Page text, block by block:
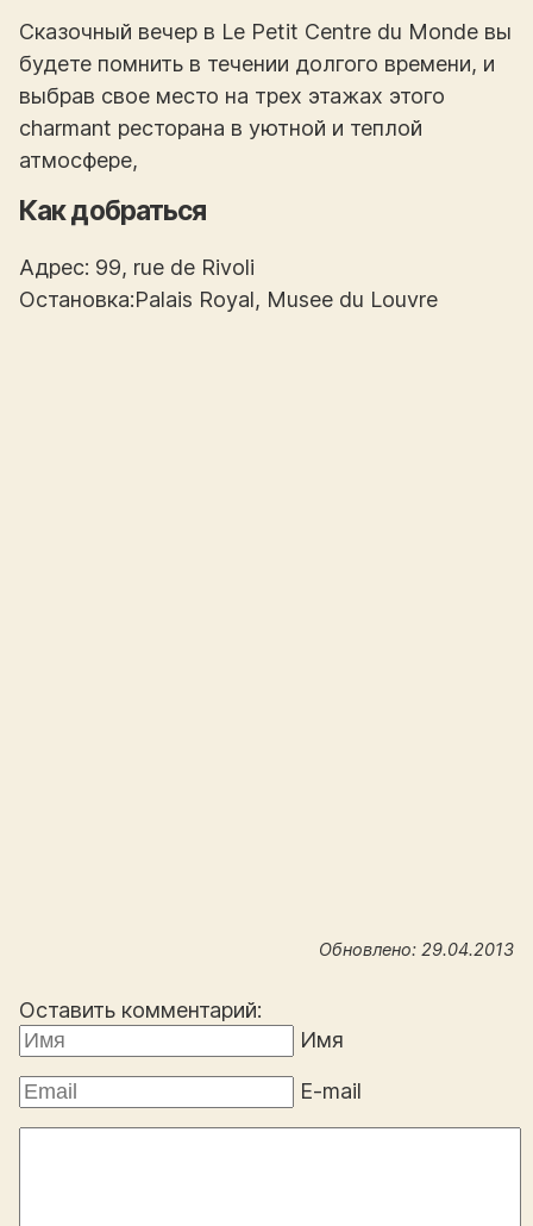
Сказочный вечер в Le Petit Centre du Monde вы
будете помнить в течении долгого времени, и
выбрав свое место на трех этажах этого
charmant ресторана в уютной и теплой
атмосфере,
Как добраться
Адрес: 99, rue de Rivoli
Остановка:Palais Royal, Musee du Louvre
Обновлено: 29.04.2013
Оставить комментарий:
Имя
E-mail